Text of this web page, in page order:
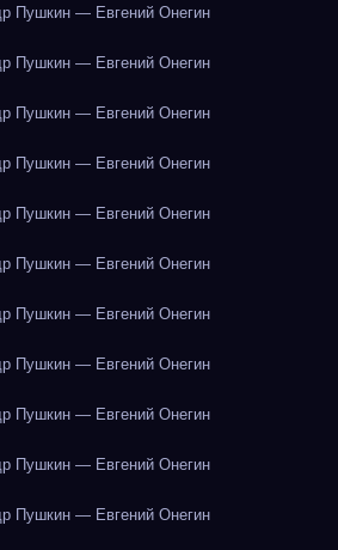
Пушкин — Евгений Онегин
Пушкин — Евгений Онегин
Пушкин — Евгений Онегин
Пушкин — Евгений Онегин
Пушкин — Евгений Онегин
Пушкин — Евгений Онегин
Пушкин — Евгений Онегин
Пушкин — Евгений Онегин
Пушкин — Евгений Онегин
Пушкин — Евгений Онегин
Пушкин — Евгений Онегин